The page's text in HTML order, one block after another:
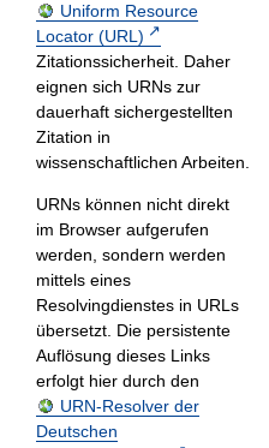
Uniform Resource
Locator (URL)
Zitationssicherheit. Daher
eignen sich URNs zur
dauerhaft sichergestellten
Zitation in
wissenschaftlichen Arbeiten.
URNs können nicht direkt
im Browser aufgerufen
werden, sondern werden
mittels eines
Resolvingdienstes in URLs
übersetzt. Die persistente
Auflösung dieses Links
erfolgt hier durch den
URN-Resolver der
Deutschen